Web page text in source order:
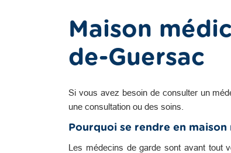
Maison
de-Guersac
Si vous avez besoin de consulter un
une consultation ou des soins.
Pourquoi se rendre en
Les médecins de garde sont avant tout